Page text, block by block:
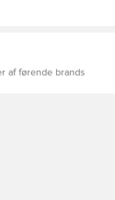
af førende brands